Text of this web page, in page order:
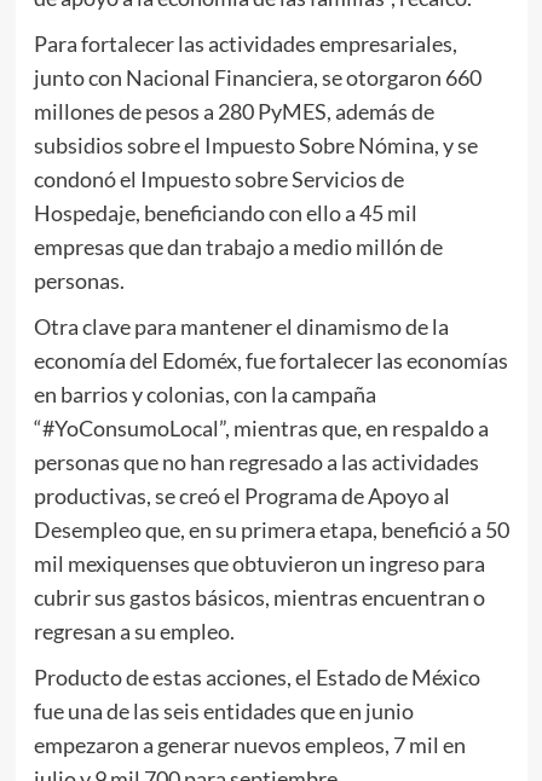
Para fortalecer las actividades empresariales,
junto con Nacional Financiera, se otorgaron 660
millones de pesos a 280 PyMES, además de
subsidios sobre el Impuesto Sobre Nómina, y se
condonó el Impuesto sobre Servicios de
Hospedaje, beneficiando con ello a 45 mil
empresas que dan trabajo a medio millón de
personas.
Otra clave para mantener el dinamismo de la
economía del Edoméx, fue fortalecer las economías
en barrios y colonias, con la campaña
“#YoConsumoLocal”, mientras que, en respaldo a
personas que no han regresado a las actividades
productivas, se creó el Programa de Apoyo al
Desempleo que, en su primera etapa, benefició a 50
mil mexiquenses que obtuvieron un ingreso para
cubrir sus gastos básicos, mientras encuentran o
regresan a su empleo.
Producto de estas acciones, el Estado de México
fue una de las seis entidades que en junio
empezaron a generar nuevos empleos, 7 mil en